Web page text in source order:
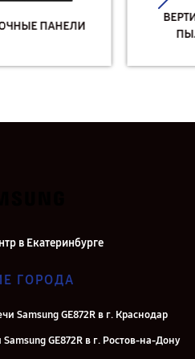
ПЫЛЕСОСЫ
в Екатеринбурге
ГОРОДА
Samsung GE872R в г. Краснодар
GE872R в г. Ростов-на-Дону